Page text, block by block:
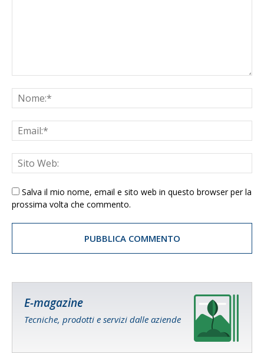
Salva il mio nome, email e sito web in questo browser per la
prossima volta che commento.
E-magazine
Tecniche, prodotti e servizi dalle aziende